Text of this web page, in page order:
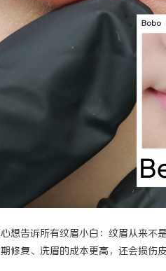
想告诉所有纹眉小白：纹眉从来不
修复、洗眉的成本更高，还会损